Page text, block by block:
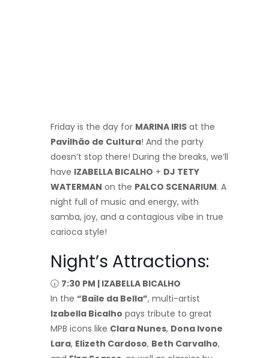
Friday is the day for MARINA IRIS at the
Pavilhão de Cultura! And the party
doesn’t stop there! During the breaks, we’ll
have IZABELLA BICALHO + DJ TETY
WATERMAN on the PALCO SCENARIUM. A
night full of music and energy, with
samba, joy, and a contagious vibe in true
carioca style!
Night’s Attractions:
🕡 7:30 PM | IZABELLA BICALHO
In the “Baile da Bella”, multi-artist
Izabella Bicalho pays tribute to great
MPB icons like Clara Nunes, Dona Ivone
Lara, Elizeth Cardoso, Beth Carvalho,